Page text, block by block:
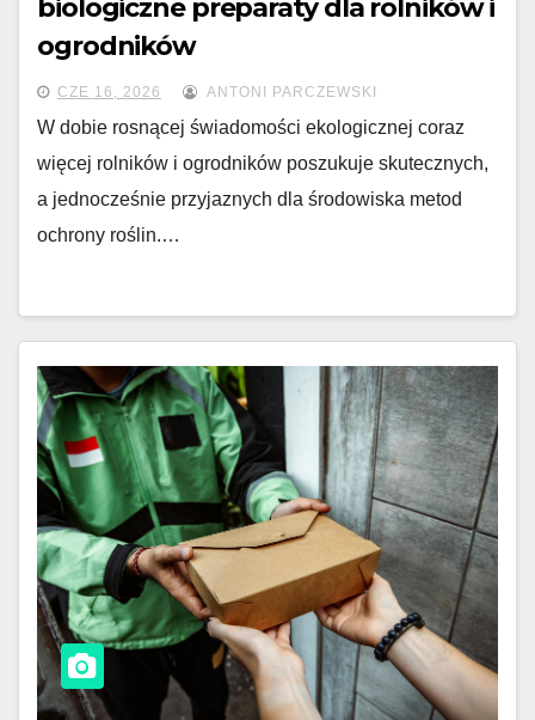
biologiczne preparaty dla rolników i
ogrodników
CZE 16, 2026 ANTONI PARCZEWSKI
W dobie rosnącej świadomości ekologicznej coraz
więcej rolników i ogrodników poszukuje skutecznych,
a jednocześnie przyjaznych dla środowiska metod
ochrony roślin.…